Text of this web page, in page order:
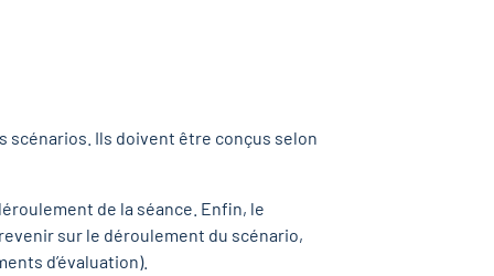
scénarios. Ils doivent être conçus selon
de la séance. Enfin, le
sur le déroulement du scénario,
d’évaluation).